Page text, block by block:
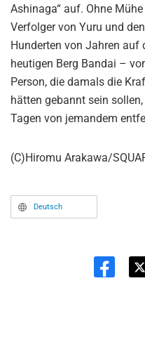
Ashinaga“ auf. Ohne
Verfolger von Yuru und
Hunderten von Jahren auf
heutigen Berg Bandai –
Person, die damals die
hätten gebannt sein
Tagen von jemandem
(C)Hiromu Arakawa/
Deutsch